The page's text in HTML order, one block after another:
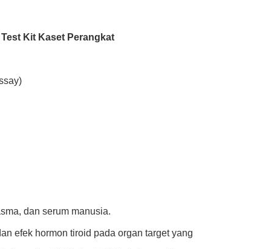
Kit Kaset Perangkat
dan serum manusia.
efek hormon tiroid pada organ target yang